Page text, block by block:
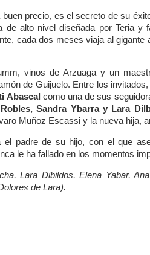
precio, es el secreto de su
alto nivel diseñada por Teria y
cada dos meses viaja al gigante
vinos de Arzuaga y un
de Guijuelo. Entre los
Abascal como una de sus
Sandra Ybarra y Lara
Muñoz Escassi y la nueva hija,
el padre de su hijo, con el que
le ha fallado en los momentos
Lara Dibildos, Elena Yabar,
de Lara).